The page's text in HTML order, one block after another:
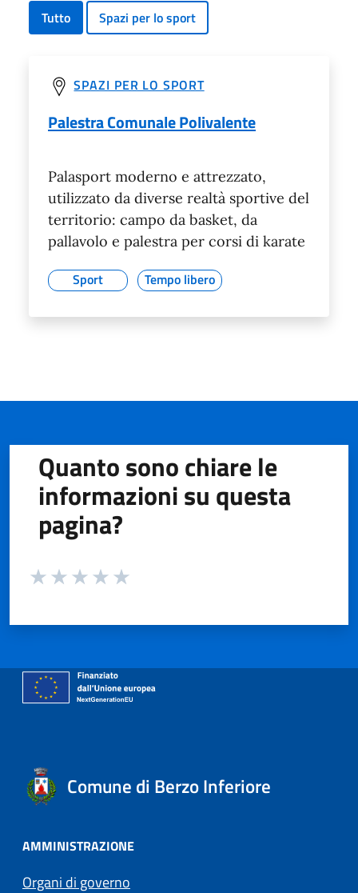
Tutto Spazi per lo sport
SPAZI PER LO SPORT
Palestra Comunale Polivalente
Palasport moderno e attrezzato,
utilizzato da diverse realtà sportive del
territorio: campo da basket, da
pallavolo e palestra per corsi di karate
Sport Tempo libero
Quanto sono chiare le
informazioni su questa
pagina?
Valuta da 1 a 5 stelle la pagina
Comune di Berzo Inferiore
AMMINISTRAZIONE
Organi di governo